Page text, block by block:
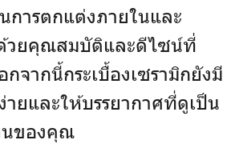
ารตกแต่งภายในและ
วยคุณสมบัติและดีไซน์ที่
จากนี้กระเบื้องเซรามิกยังมี
ายและให้บรรยากาศที่ดูเป็น
นของคุณ